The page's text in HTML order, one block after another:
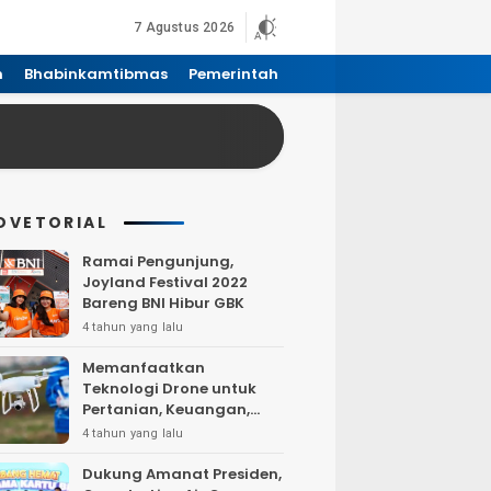
7 Agustus 2026
Bhabinkamtibmas Pemerintah
Ramai Pengunjung,
Joyland Festival 2022
Bareng BNI Hibur GBK
4 tahun yang lalu
Memanfaatkan
Teknologi Drone untuk
Pertanian, Keuangan,
Pertambangan, Real
Telekomunikasi.
4 tahun yang lalu
Dukung Amanat Presiden,